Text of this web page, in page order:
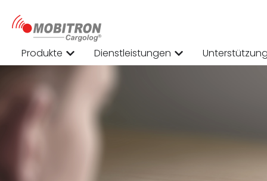
Produkte Dienstleistungen